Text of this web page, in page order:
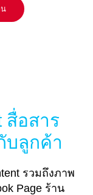
น
สื่อสาร
บลูกค้า
รวมถึงภาพ
Page ร้าน